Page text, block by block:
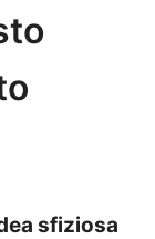
sfiziosa